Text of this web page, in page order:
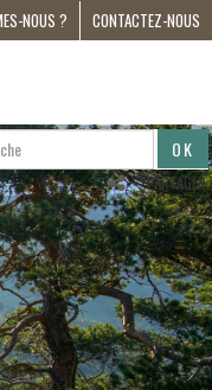
NOUS ?
DE ROUTE
CONTACTEZ-NOUS
RECHERCHER
PARTAGER